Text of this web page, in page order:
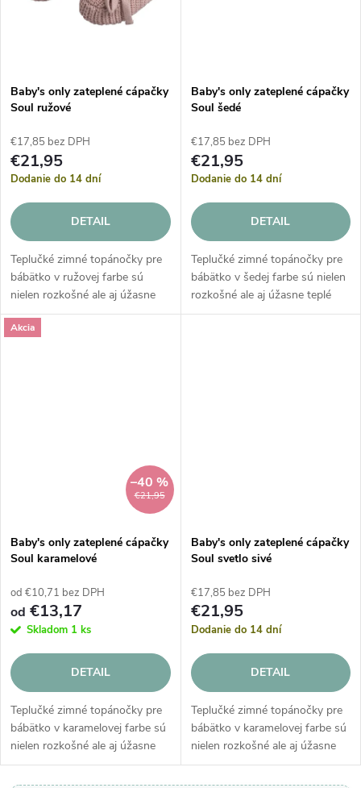
Baby's only zateplené cápačky
Soul ružové
€17,85 bez DPH
€21,95
Dodanie do 14 dní
DETAIL
Teplučké zimné topánočky pre
bábätko v ružovej farbe sú
nielen rozkošné ale aj úžasne
teplé počas zimných
prechádzok. V týchto pletených
Baby's only zateplené cápačky
Soul šedé
€17,85 bez DPH
€21,95
Dodanie do 14 dní
DETAIL
Teplučké zimné topánočky pre
bábätko v šedej farbe sú nielen
rozkošné ale aj úžasne teplé
počas zimných prechádzok. V
Akcia
€21,95
–40 %
Baby's only zateplené cápačky
Soul karamelové
od €10,71 bez DPH
od €13,17
Skladom 1 ks
DETAIL
Teplučké zimné topánočky pre
bábätko v karamelovej farbe sú
nielen rozkošné ale aj úžasne
teplé počas zimných
Baby's only zateplené cápačky
Soul svetlo sivé
€17,85 bez DPH
€21,95
Dodanie do 14 dní
DETAIL
Teplučké zimné topánočky pre
bábätko v karamelovej farbe sú
nielen rozkošné ale aj úžasne
teplé počas zimných